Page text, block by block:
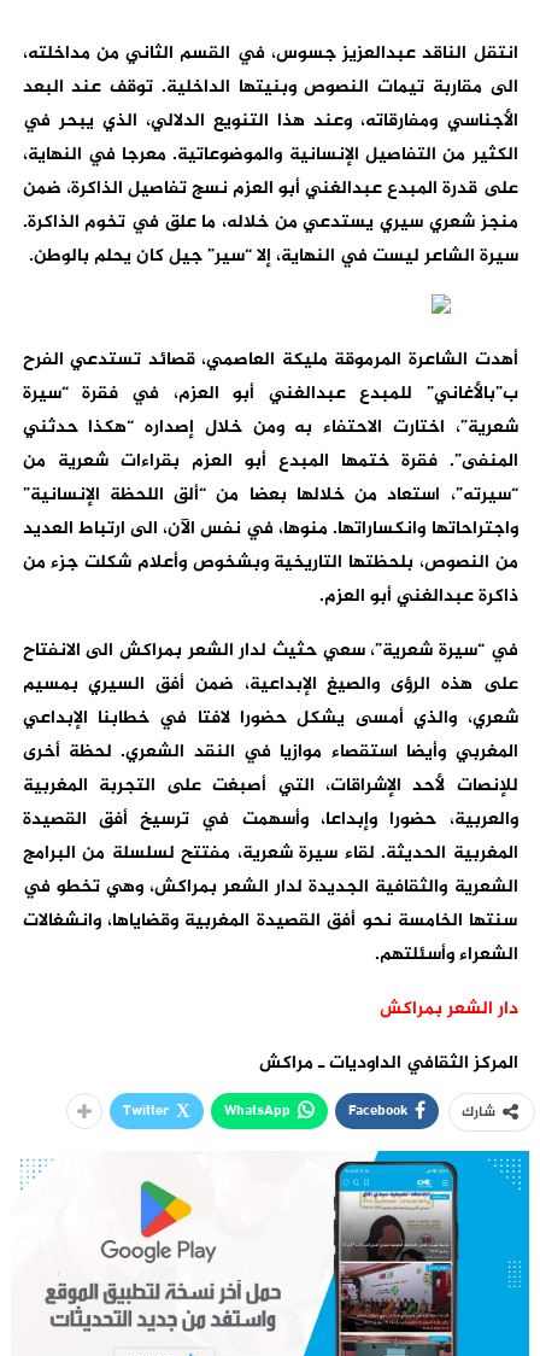
انتقل الناقد عبدالعزيز جسوس، في القسم الثاني من مداخلته،
الى مقاربة تيمات النصوص وبنيتها الداخلية. توقف عند البعد
الأجناسي ومفارقاته، وعند هذا التنويع الدلالي، الذي يبحر في
الكثير من التفاصيل الإنسانية والموضوعاتية. معرجا في النهاية،
على قدرة المبدع عبدالغني أبو العزم نسج تفاصيل الذاكرة، ضمن
منجز شعري سيري يستدعي من خلاله، ما علق في تخوم الذاكرة.
سيرة الشاعر ليست في النهاية، إلا “سير” جيل كان يحلم بالوطن.
أهدت الشاعرة المرموقة مليكة العاصمي، قصائد تستدعي الفرح
ب”بالأغاني” للمبدع عبدالغني أبو العزم، في فقرة “سيرة
شعرية”، اختارت الاحتفاء به ومن خلال إصداره “هكذا حدثني
المنفى”. فقرة ختمها المبدع أبو العزم بقراءات شعرية من
“سيرته”، استعاد من خلالها بعضا من “ألق اللحظة الإنسانية”
واجتراحاتها وانكساراتها. منوها، في نفس الآن، الى ارتباط العديد
من النصوص، بلحظتها التاريخية وبشخوص وأعلام شكلت جزء من
ذاكرة عبدالغني أبو العزم.
في “سيرة شعرية”، سعي حثيث لدار الشعر بمراكش الى الانفتاح
على هذه الرؤى والصيغ الإبداعية، ضمن أفق السيري بمسيم
شعري، والذي أمسى يشكل حضورا لافتا في خطابنا الإبداعي
المغربي وأيضا استقصاء موازيا في النقد الشعري. لحظة أخرى
للإنصات لأحد الإشراقات، التي أصبغت على التجربة المغربية
والعربية، حضورا وإبداعا، وأسهمت في ترسيخ أفق القصيدة
المغربية الحديثة. لقاء سيرة شعرية، مفتتح لسلسلة من البرامج
الشعرية والثقافية الجديدة لدار الشعر بمراكش، وهي تخطو في
سنتها الخامسة نحو أفق القصيدة المغربية وقضاياها، وانشغالات
الشعراء وأسئلتهم.
دار الشعر بمراكش
المركز الثقافي الداوديات ـ مراكش
شارك Facebook
WhatsApp
Twitter